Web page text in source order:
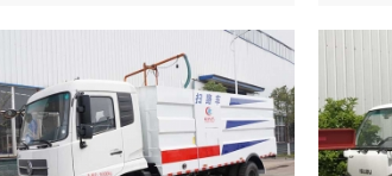
четырех щеточных дисков посередине и
всасывающего диска сзади, чтобы не было
летающей пыли и достаточного всасывания.